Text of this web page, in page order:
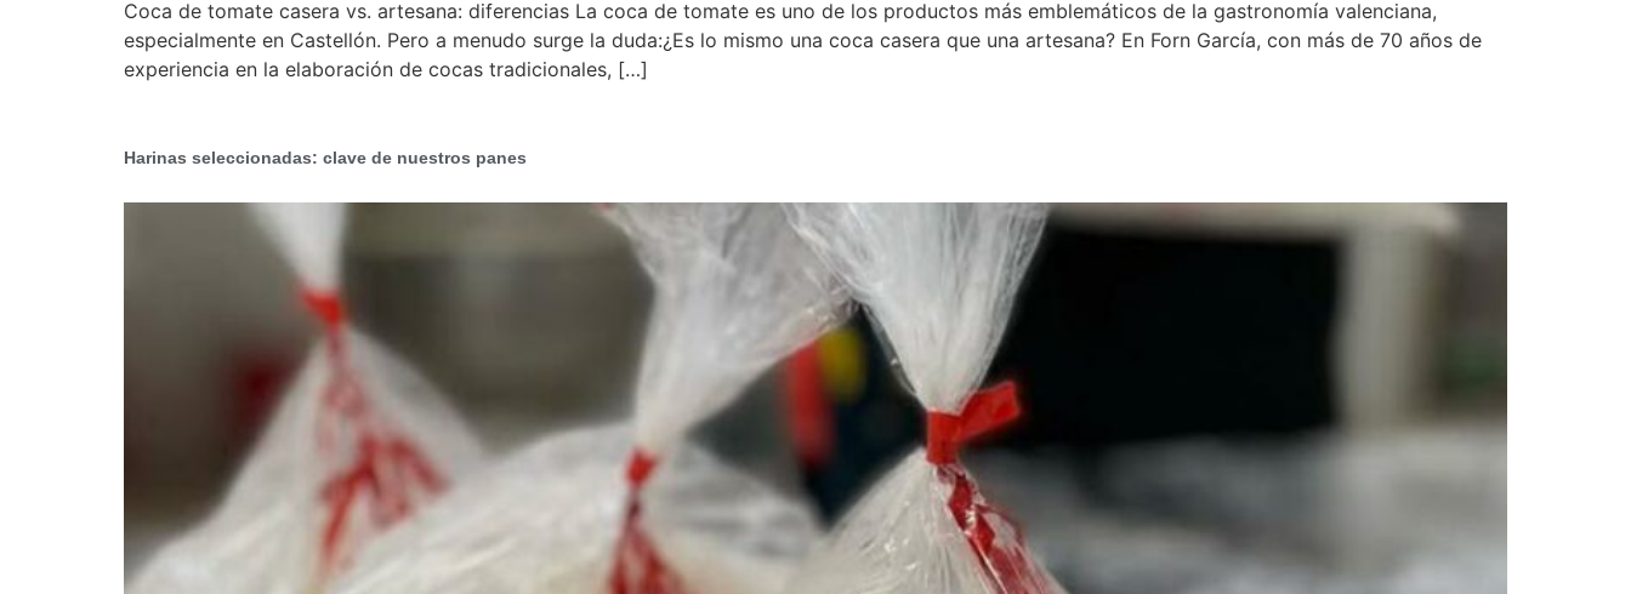
Coca de tomate casera vs. artesana: diferencias La coca de tomate es uno de los productos más emblemáticos de la gastronomía valenciana,
especialmente en Castellón. Pero a menudo surge la duda:¿Es lo mismo una coca casera que una artesana? En Forn García, con más de 70 años de
experiencia en la elaboración de cocas tradicionales, […]
Harinas seleccionadas: clave de nuestros panes